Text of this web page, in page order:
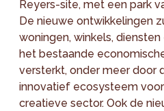
Reyers-site, met een park
De nieuwe ontwikkelingen
woningen, winkels,
het bestaande
versterkt, onder meer door
innovatief ecosysteem
creatieve sector. Ook de